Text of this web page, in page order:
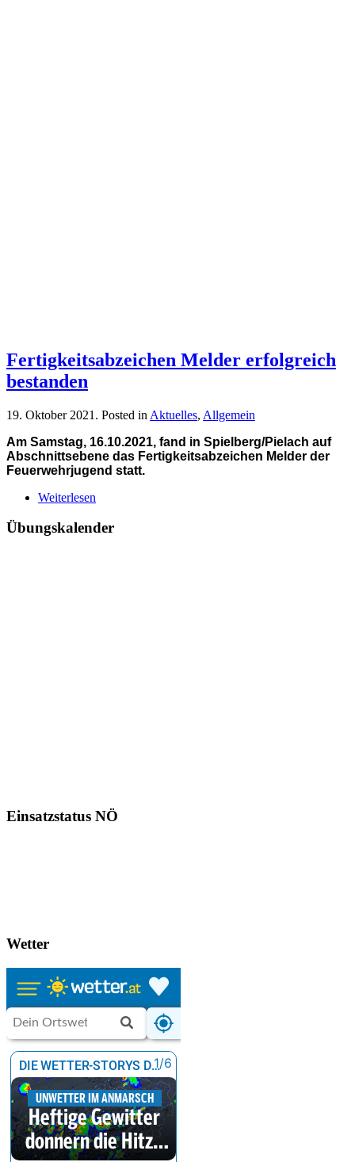
Fertigkeitsabzeichen Melder erfolgreich
bestanden
19. Oktober 2021 . Posted in Aktuelles, Allgemein
Am Samstag, 16.10.2021, fand in Spielberg/Pielach auf
Abschnittsebene das Fertigkeitsabzeichen Melder der
Feuerwehrjugend statt.
Weiterlesen
Übungskalender
Einsatzstatus NÖ
Wetter